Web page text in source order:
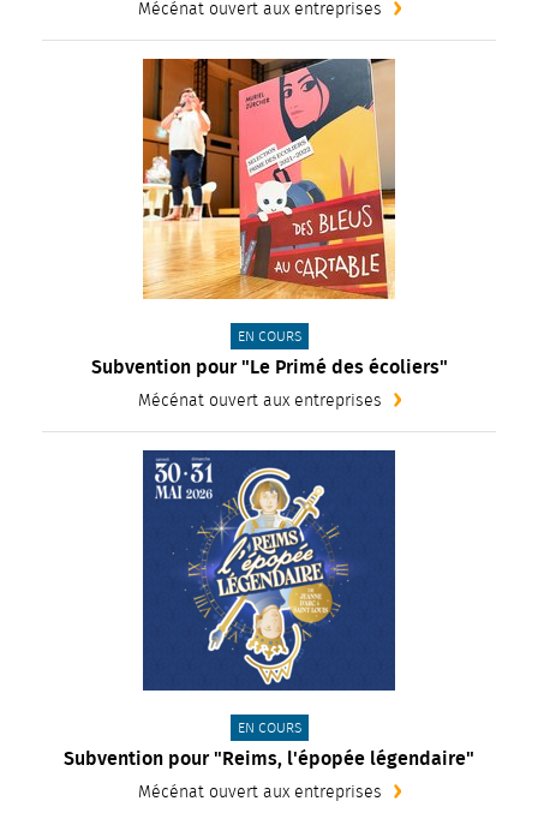
Mécénat ouvert aux entreprises
Subvention pour "Le Primé des écoliers"
Mécénat ouvert aux entreprises
CATÉGORIE(S) :
EN COURS
Subvention pour "Reims, l'épopée légendaire"
Mécénat ouvert aux entreprises
CATÉGORIE(S) :
EN COURS